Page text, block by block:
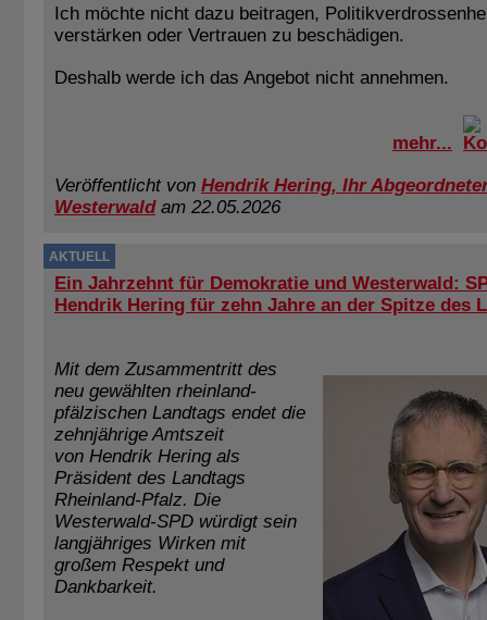
Ich möchte nicht dazu beitragen,
verstärken oder Vertrauen zu beschädigen.
Deshalb werde ich das Angebot nicht annehmen.
mehr...
Veröffentlicht von Hendrik Hering, Ihr
Westerwaldam 22.05.2026
AKTUELL
Ein Jahrzehnt für Demokratie und Westerwald:
Hendrik Hering für zehn Jahre an der Spitze des
Mit dem Zusammentritt des
neu gewählten rheinland-
pfälzischen Landtags endet die
zehnjährige Amtszeit
von Hendrik Hering als
Präsident des Landtags
Rheinland-Pfalz. Die
Westerwald-SPD würdigt sein
langjähriges Wirken mit
großem Respekt und
Dankbarkeit.